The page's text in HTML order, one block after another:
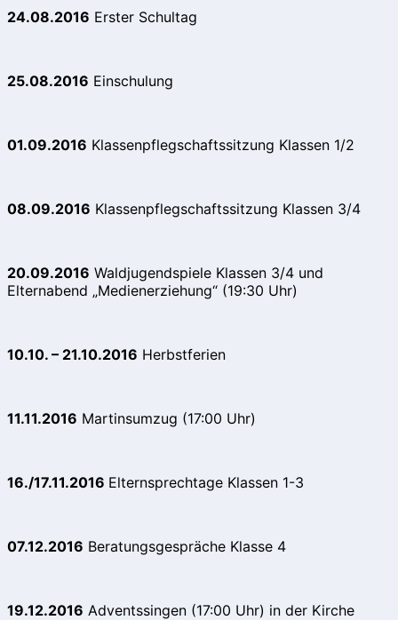
24.08.2016 Erster Schultag
25.08.2016 Einschulung
01.09.2016 Klassenpflegschaftssitzung Klassen 1/2
08.09.2016 Klassenpflegschaftssitzung Klassen 3/4
20.09.2016 Waldjugendspiele Klassen 3/4 und
Elternabend „Medienerziehung“ (19:30 Uhr)
10.10. – 21.10.2016 Herbstferien
11.11.2016 Martinsumzug (17:00 Uhr)
16./17.11.2016 Elternsprechtage Klassen 1-3
07.12.2016 Beratungsgespräche Klasse 4
19.12.2016 Adventssingen (17:00 Uhr) in der Kirche